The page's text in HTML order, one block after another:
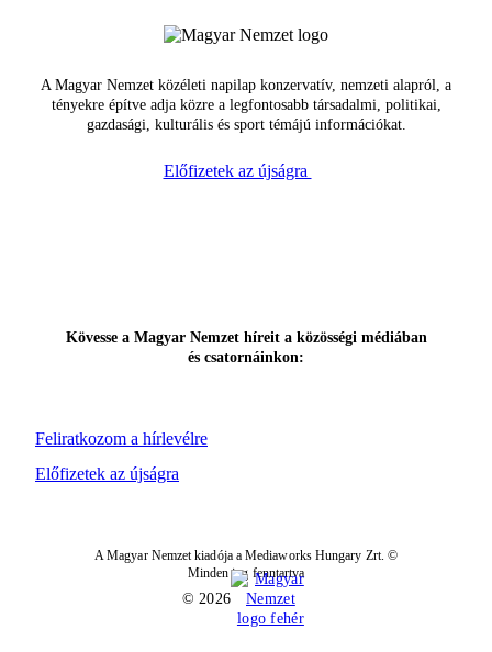
A Magyar Nemzet közéleti napilap konzervatív, nemzeti alapról, a
tényekre építve adja közre a legfontosabb társadalmi, politikai,
gazdasági, kulturális és sport témájú információkat.
Előfizetek az újságra
Feliratkozom a hírlevélre
Kövesse a Magyar Nemzet híreit a közösségi médiában
és csatornáinkon:
Előfizetek az újságra
A Magyar Nemzet kiadója a Mediaworks Hungary Zrt. ©
Minden jog fenntartva
© 2026